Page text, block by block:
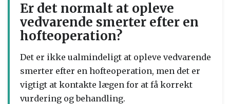
Er det normalt at opleve
vedvarende smerter efter en
hofteoperation?
Det er ikke ualmindeligt at opleve vedvarende
smerter efter en hofteoperation, men det er
vigtigt at kontakte lægen for at få korrekt
vurdering og behandling.